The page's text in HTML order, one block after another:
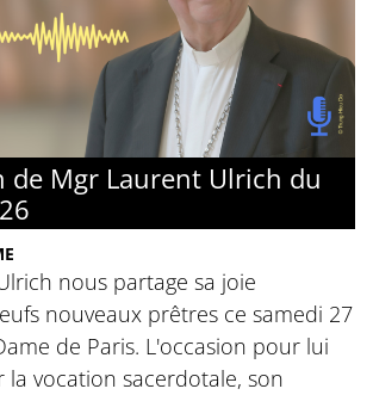
de Mgr Laurent Ulrich du
nous partage sa joie
nouveaux prêtres ce samedi 27
de Paris. L'occasion pour lui
la vocation sacerdotale, son